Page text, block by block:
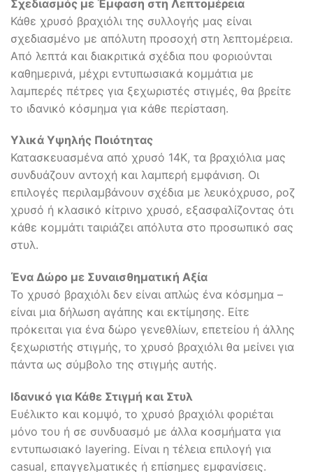
Σχεδιασμός με Έμφαση στη Λεπτομέρεια
Κάθε χρυσό βραχιόλι της συλλογής μας είναι
σχεδιασμένο με απόλυτη προσοχή στη λεπτομέρεια.
Από λεπτά και διακριτικά σχέδια που φοριούνται
καθημερινά, μέχρι εντυπωσιακά κομμάτια με
λαμπερές πέτρες για ξεχωριστές στιγμές, θα βρείτε
το ιδανικό κόσμημα για κάθε περίσταση.
Υλικά Υψηλής Ποιότητας
Κατασκευασμένα από χρυσό 14Κ, τα βραχιόλια μας
συνδυάζουν αντοχή και λαμπερή εμφάνιση. Οι
επιλογές περιλαμβάνουν σχέδια με λευκόχρυσο, ροζ
χρυσό ή κλασικό κίτρινο χρυσό, εξασφαλίζοντας ότι
κάθε κομμάτι ταιριάζει απόλυτα στο προσωπικό σας
στυλ.
Ένα Δώρο με Συναισθηματική Αξία
Το χρυσό βραχιόλι δεν είναι απλώς ένα κόσμημα –
είναι μια δήλωση αγάπης και εκτίμησης. Είτε
πρόκειται για ένα δώρο γενεθλίων, επετείου ή άλλης
ξεχωριστής στιγμής, το χρυσό βραχιόλι θα μείνει για
πάντα ως σύμβολο της στιγμής αυτής.
Ιδανικό για Κάθε Στιγμή και Στυλ
Ευέλικτο και κομψό, το χρυσό βραχιόλι φοριέται
μόνο του ή σε συνδυασμό με άλλα κοσμήματα για
εντυπωσιακό layering. Είναι η τέλεια επιλογή για
casual, επαγγελματικές ή επίσημες εμφανίσεις.